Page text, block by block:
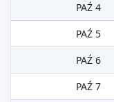
PAŹ 4
PAŹ 5
PAŹ 6
PAŹ 7